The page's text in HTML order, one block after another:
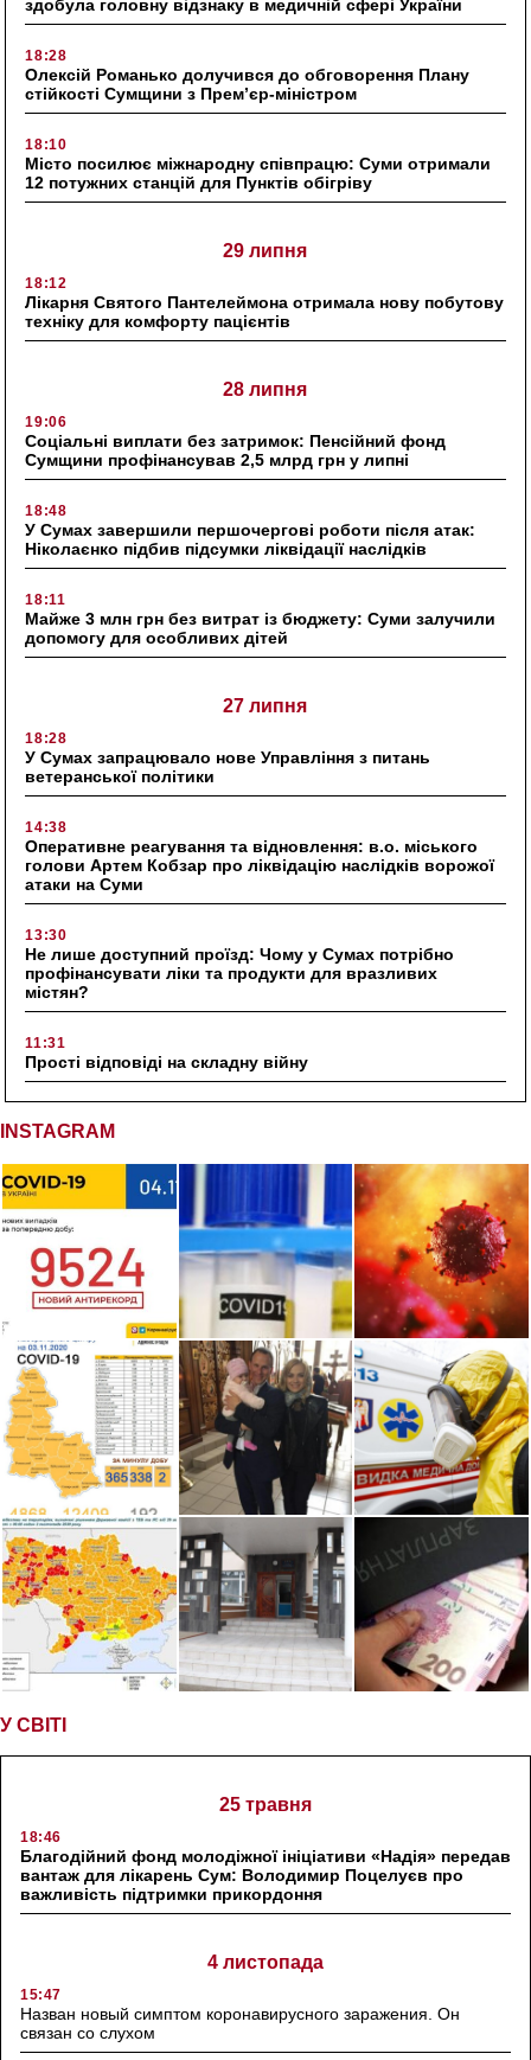
здобула головну відзнаку в медичній сфері України
18:28
Олексій Романько долучився до обговорення Плану
стійкості Сумщини з Прем’єр-міністром
18:10
Місто посилює міжнародну співпрацю: Суми отримали
12 потужних станцій для Пунктів обігріву
29 липня
18:12
Лікарня Святого Пантелеймона отримала нову побутову
техніку для комфорту пацієнтів
28 липня
19:06
Соціальні виплати без затримок: Пенсійний фонд
Сумщини профінансував 2,5 млрд грн у липні
18:48
У Сумах завершили першочергові роботи після атак:
Ніколаєнко підбив підсумки ліквідації наслідків
18:11
Майже 3 млн грн без витрат із бюджету: Суми залучили
допомогу для особливих дітей
27 липня
18:28
У Сумах запрацювало нове Управління з питань
ветеранської політики
14:38
Оперативне реагування та відновлення: в.о. міського
голови Артем Кобзар про ліквідацію наслідків ворожої
атаки на Суми
13:30
Не лише доступний проїзд: Чому у Сумах потрібно
профінансувати ліки та продукти для вразливих
містян?
11:31
Прості відповіді на складну війну
INSTAGRAM
У СВІТІ
25 травня
18:46
Благодійний фонд молодіжної ініціативи «Надія» передав
вантаж для лікарень Сум: Володимир Поцелуєв про
важливість підтримки прикордоння
4 листопада
15:47
Назван новый симптом коронавирусного заражения. Он
связан со слухом